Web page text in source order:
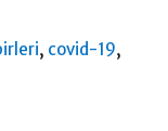
, covid-19,